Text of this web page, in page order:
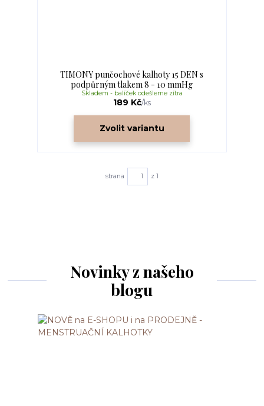
TIMONY punčochové kalhoty 15 DEN s
podpůrným tlakem 8 - 10 mmHg
189 Kč/ks
Skladem - balíček odešleme zítra
Zvolit variantu
strana z 1
Novinky z našeho
blogu